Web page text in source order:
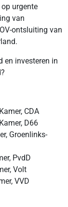
urgente
van
ontsluiting van
en investeren in
CDA
D66
Groenlinks-
PvdD
Volt
VVD